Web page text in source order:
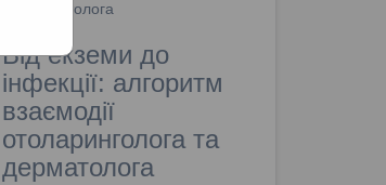
та дерматолога
Від екземи до
інфекції: алгоритм
взаємодії
отоларинголога та
дерматолога